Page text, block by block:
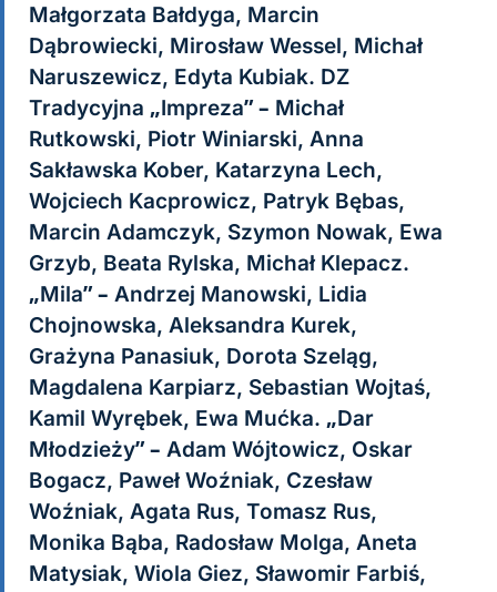
Małgorzata Bałdyga, Marcin
Dąbrowiecki, Mirosław Wessel, Michał
Naruszewicz, Edyta Kubiak. DZ
Tradycyjna „Impreza” – Michał
Rutkowski, Piotr Winiarski, Anna
Sakławska Kober, Katarzyna Lech,
Wojciech Kacprowicz, Patryk Bębas,
Marcin Adamczyk, Szymon Nowak, Ewa
Grzyb, Beata Rylska, Michał Klepacz.
„Mila” – Andrzej Manowski, Lidia
Chojnowska, Aleksandra Kurek,
Grażyna Panasiuk, Dorota Szeląg,
Magdalena Karpiarz, Sebastian Wojtaś,
Kamil Wyrębek, Ewa Mućka. „Dar
Młodzieży” – Adam Wójtowicz, Oskar
Bogacz, Paweł Woźniak, Czesław
Woźniak, Agata Rus, Tomasz Rus,
Monika Bąba, Radosław Molga, Aneta
Matysiak, Wiola Giez, Sławomir Farbiś,